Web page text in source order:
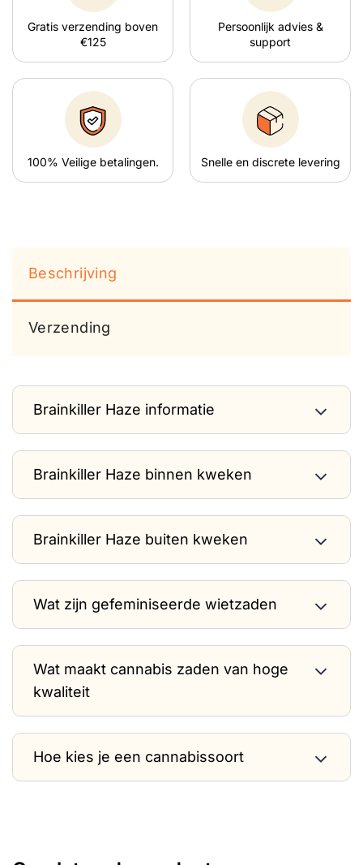
Gratis verzending boven
€125
Persoonlijk advies &
support
100% Veilige betalingen. Snelle en discrete levering
Beschrijving
Verzending
Brainkiller Haze informatie
Brainkiller Haze binnen kweken
Brainkiller Haze buiten kweken
Wat zijn gefeminiseerde wietzaden
Wat maakt cannabis zaden van hoge
kwaliteit
Hoe kies je een cannabissoort